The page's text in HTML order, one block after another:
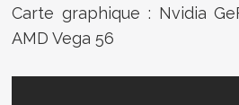
Carte graphique : Nvidia
AMD Vega 56